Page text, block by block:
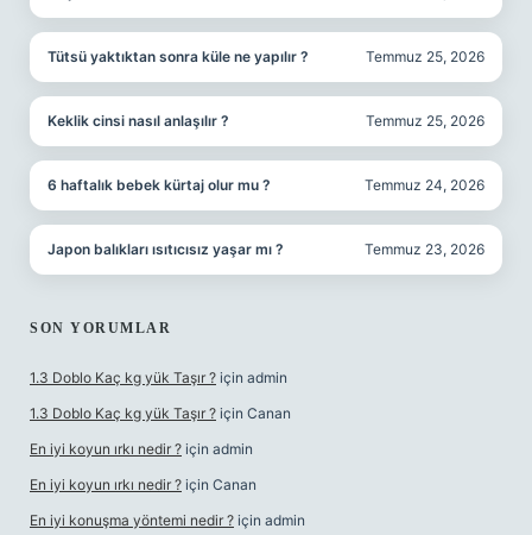
Tütsü yaktıktan sonra küle ne yapılır ? Temmuz 25, 2026
Keklik cinsi nasıl anlaşılır ? Temmuz 25, 2026
6 haftalık bebek kürtaj olur mu ? Temmuz 24, 2026
Japon balıkları ısıtıcısız yaşar mı ? Temmuz 23, 2026
SON YORUMLAR
1.3 Doblo Kaç kg yük Taşır ? için admin
1.3 Doblo Kaç kg yük Taşır ? için Canan
En iyi koyun ırkı nedir ? için admin
En iyi koyun ırkı nedir ? için Canan
En iyi konuşma yöntemi nedir ? için admin